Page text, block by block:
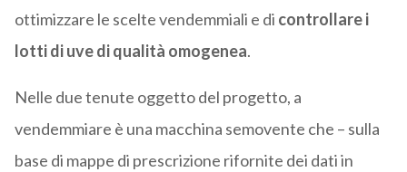
ottimizzare le scelte vendemmiali e di controllare i
lotti di uve di qualità omogenea.
Nelle due tenute oggetto del progetto, a
vendemmiare è una macchina semovente che – sulla
base di mappe di prescrizione rifornite dei dati in